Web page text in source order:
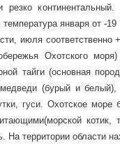
резко
января от -
июля
Охотского моря)
тайги (основная
(бурый и
гуси. Охотское море
территории области